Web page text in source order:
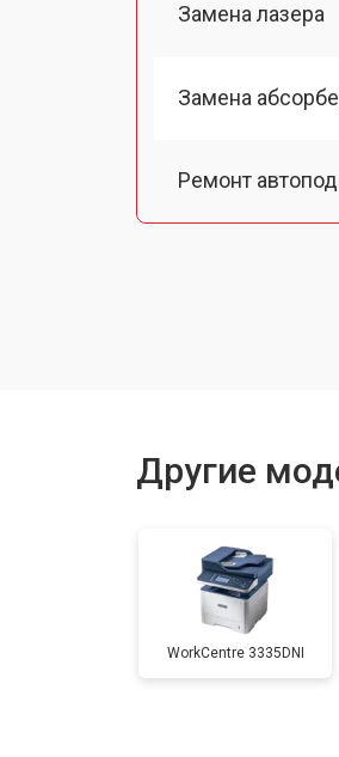
Замена лазера
Замена
Ремонт
Замена каретки
Замена Wi-Fi
Другие
WorkCentre 3335DNI